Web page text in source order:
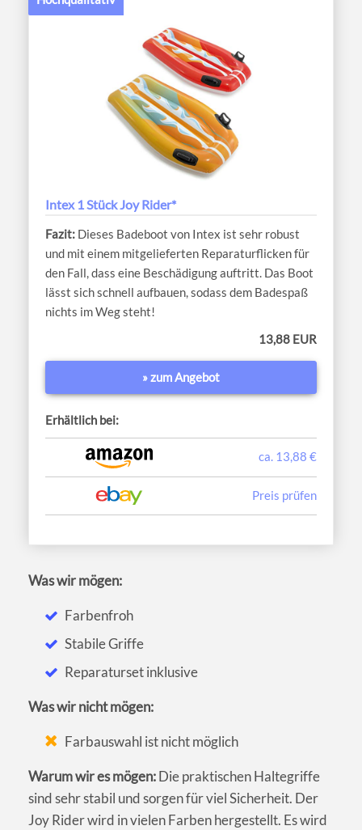
Intex 1 Stück Joy Rider*
Dieses Badeboot von Intex ist sehr robust
und mit einem mitgelieferten Reparaturflicken für
den Fall, dass eine Beschädigung auftritt. Das Boot
lässt sich schnell aufbauen, sodass dem Badespaß
nichts im Weg steht!
13,88 EUR
» zum Angebot
Erhältlich bei:
ca. 13,88 €
Preis prüfen
Was wir mögen:
Farbenfroh
Stabile Griffe
Reparaturset inklusive
Was wir nicht mögen:
Farbauswahl ist nicht möglich
Warum wir es mögen:Die praktischen Haltegriffe
sind sehr stabil und sorgen für viel Sicherheit. Der
Joy Rider wird in vielen Farben hergestellt. Es wird